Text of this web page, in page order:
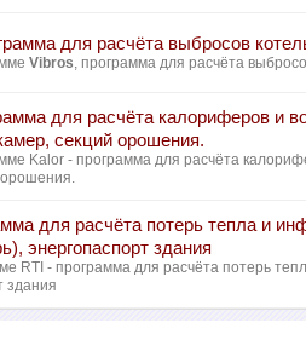
для расчёта выбросов
Vibros, программа для расчёта
для расчёта калориферов и
секций орошения.
Kalor - программа для расчёта
орошения.
для расчёта потерь тепла и
энергопаспорт здания
RTI - программа для расчёта потерь
здания